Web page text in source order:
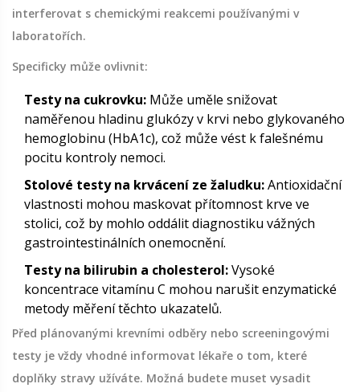
interferovat s chemickými reakcemi používanými v
laboratořích.
Specificky může ovlivnit:
Testy na cukrovku: Může uměle snižovat
naměřenou hladinu glukózy v krvi nebo glykovaného
hemoglobinu (HbA1c), což může vést k falešnému
pocitu kontroly nemoci.
Stolové testy na krvácení ze žaludku:Antioxidační
vlastnosti mohou maskovat přítomnost krve ve
stolici, což by mohlo oddálit diagnostiku vážných
gastrointestinálních onemocnění.
Testy na bilirubin a cholesterol:Vysoké
koncentrace vitamínu C mohou narušit enzymatické
metody měření těchto ukazatelů.
Před plánovanými krevními odběry nebo screeningovými
testy je vždy vhodné informovat lékaře o tom, které
doplňky stravy užíváte. Možná budete muset vysadit